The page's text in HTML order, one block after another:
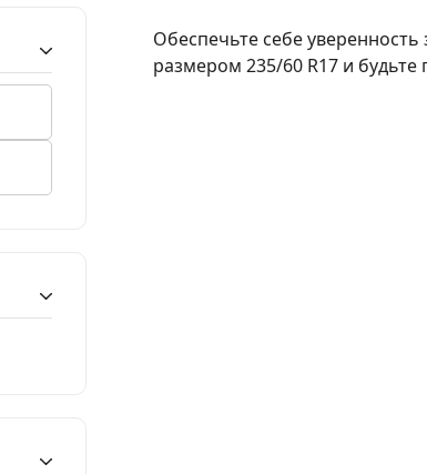
Обеспечьте себе
размером 235/60 R17 и